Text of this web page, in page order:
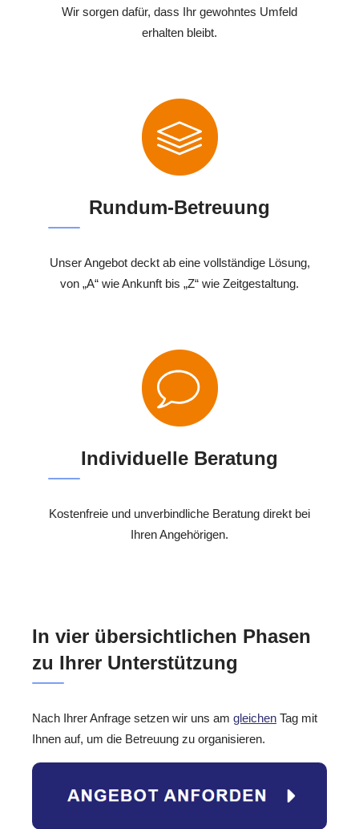
Wir sorgen dafür, dass Ihr gewohntes Umfeld
erhalten bleibt.
Rundum-Betreuung
Unser Angebot deckt ab eine vollständige Lösung,
von „A“ wie Ankunft bis „Z“ wie Zeitgestaltung.
Individuelle Beratung
Kostenfreie und unverbindliche Beratung direkt bei
Ihren Angehörigen.
In vier übersichtlichen Phasen
zu Ihrer Unterstützung
Nach Ihrer Anfrage setzen wir uns am gleichen Tag mit
Ihnen auf, um die Betreuung zu organisieren.